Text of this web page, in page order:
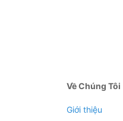
Về Chúng Tôi
Giới thiệu